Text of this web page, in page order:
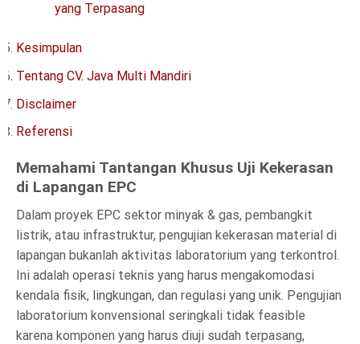
yang Terpasang
Kesimpulan
Tentang CV. Java Multi Mandiri
Disclaimer
Referensi
Memahami Tantangan Khusus Uji Kekerasan
di Lapangan EPC
Dalam proyek EPC sektor minyak & gas, pembangkit
listrik, atau infrastruktur, pengujian kekerasan material di
lapangan bukanlah aktivitas laboratorium yang terkontrol.
Ini adalah operasi teknis yang harus mengakomodasi
kendala fisik, lingkungan, dan regulasi yang unik. Pengujian
laboratorium konvensional seringkali tidak feasible
karena komponen yang harus diuji sudah terpasang,